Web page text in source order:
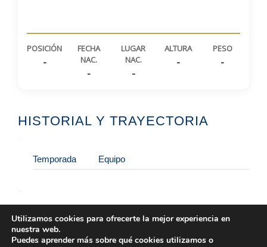
POSICIÓN
-
FECHA
NAC.
-
LUGAR
NAC.
-
ALTURA
-
PESO
-
HISTORIAL Y TRAYECTORIA
Temporada Equipo
Utilizamos cookies para ofrecerte la mejor experiencia en
nuestra web.
Puedes aprender más sobre qué cookies utilizamos o